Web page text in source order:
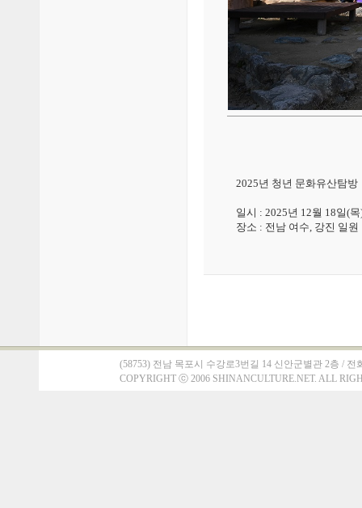
2025년 청년 문화유산탐방
일시 : 2025년 12월 18일(
장소 : 전남 여수, 강진 일원
(58753) 전남 목포시 수강로3번길 14 신안군별관 2층 / 전
COPYRIGHT ⓒ2006 SHINANCULTURE.NET. ALL